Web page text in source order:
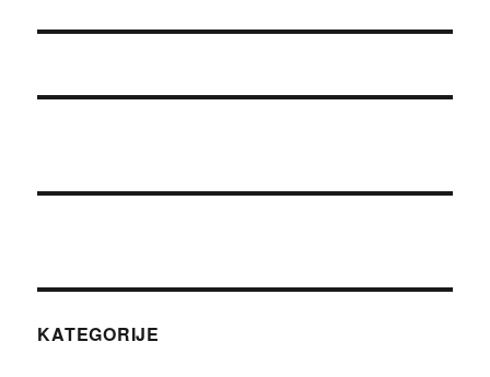
KATEGORIJE